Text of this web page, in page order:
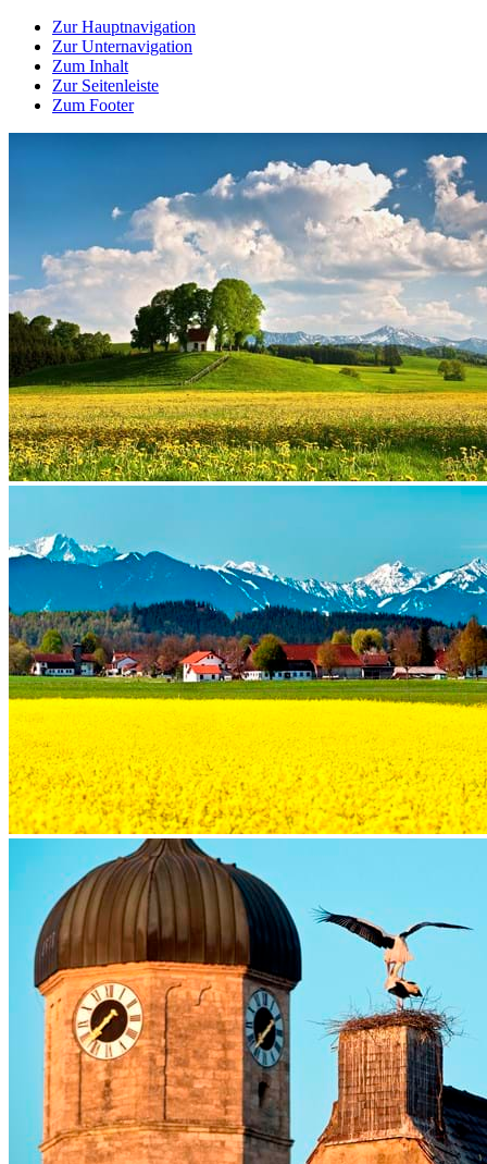
Zur Hauptnavigation
Zur Unternavigation
Zum Inhalt
Zur Seitenleiste
Zum Footer